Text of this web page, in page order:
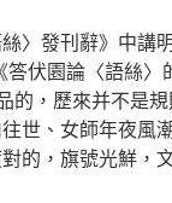
〉發刊辭》中講
伏園論〈語絲
的，歷來并不是
世、女師年夜風
的，旗號光鮮，